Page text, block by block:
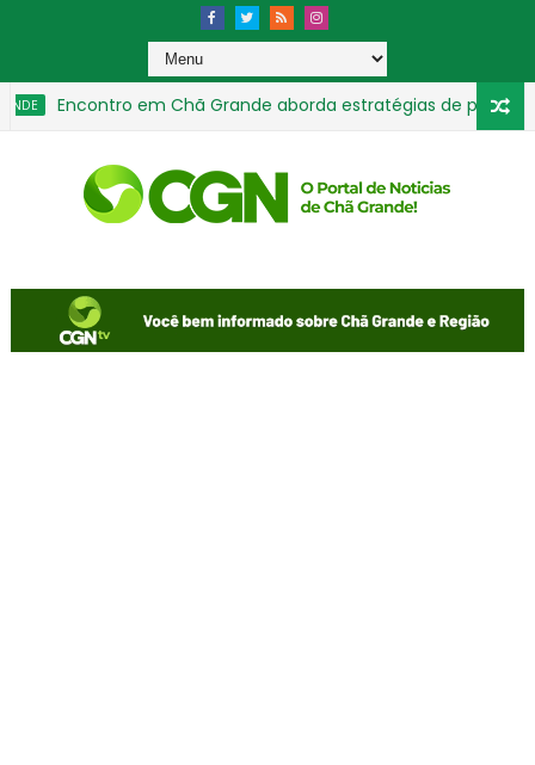
Encontro em Chã Grande aborda estratégias de